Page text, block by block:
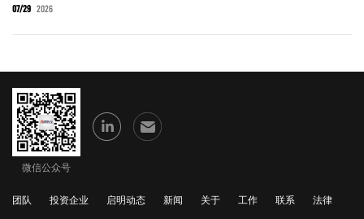
07/29 2026
微信公众号
团队 投资企业 启明动态 新闻 关于 工作 联系 法律